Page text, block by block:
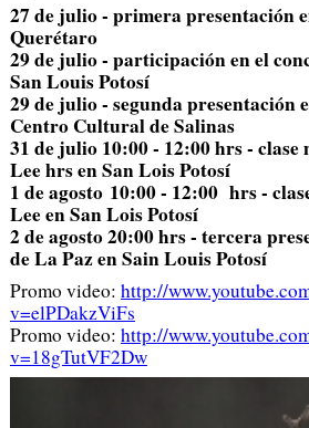
27 de julio - primera presentación
Querétaro
29 de julio - participación en el
San Louis Potosí
29 de julio - segunda presentación
Centro Cultural de Salinas
31 de julio 10:00 - 12:00 hrs -
Lee hrs en San Lois Potosí
1 de agosto 10:00 - 12:00 hrs -
Lee en San Lois Potosí
2 de agosto 20:00 hrs - tercera
de La Paz en Sain Louis Potosí
Promo video: http://
v=elPDakzViFs
Promo video: http://
v=18gTutVF2Dw